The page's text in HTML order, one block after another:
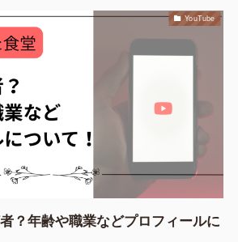
YouTube
？年齢や職業などプロフィールに